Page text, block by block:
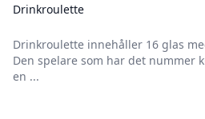
Drinkroulette
Drinkroulette innehåller 16 glas
Den spelare som har det nummer
en ...